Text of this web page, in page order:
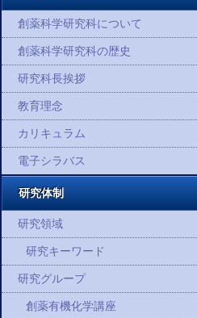
創薬科学研究科について
創薬科学研究科の歴史
研究科長挨拶
教育理念
カリキュラム
電子シラバス
研究体制
研究領域
研究キーワード
研究グループ
創薬有機化学講座